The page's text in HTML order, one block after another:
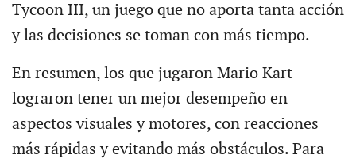
Tycoon III, un juego que no aporta tanta acción
y las decisiones se toman con más tiempo.
En resumen, los que jugaron Mario Kart
lograron tener un mejor desempeño en
aspectos visuales y motores, con reacciones
más rápidas y evitando más obstáculos. Para